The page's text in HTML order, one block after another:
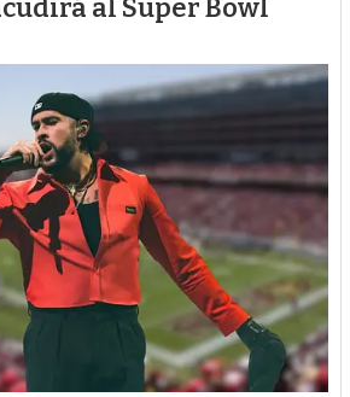
al Super Bowl